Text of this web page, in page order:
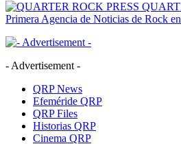
Primera Agencia de Noticias de Rock
- Advertisement -
QRP News
Efeméride QRP
QRP Files
Historias QRP
Cinema QRP